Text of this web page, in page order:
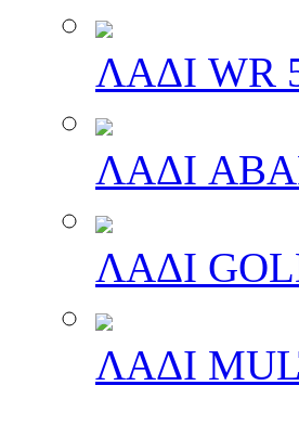
ΛΑΔΙ WR
ΛΑΔΙ
ΛΑΔΙ
ΛΑΔΙ